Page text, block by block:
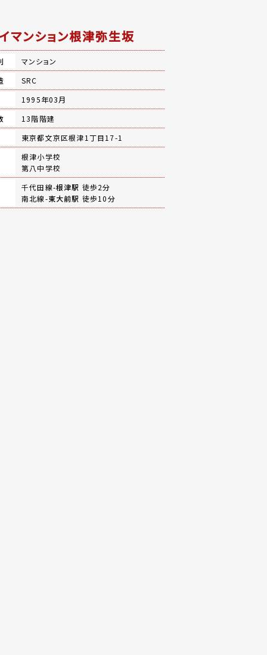
マンション根津弥生坂
マンション
SRC
1995年03月
13階階建
東京都文京区根津1丁目17-1
根津小学校
第八中学校
千代田線-根津駅 徒歩2分
南北線-東大前駅 徒歩10分